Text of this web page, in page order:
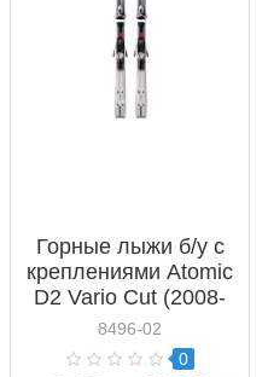
Горные лыжи б/у с
креплениями Atomic
D2 Vario Cut (2008-
2009)
8496-02
0